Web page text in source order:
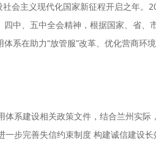
会主义现代化国家新征程开启之年
中、五中全会精神，根据国家、省
系在助力“放管服”改革、优化营商环
系建设相关政策文件，结合兰州实际
一步完善失信约束制度 构建诚信建设